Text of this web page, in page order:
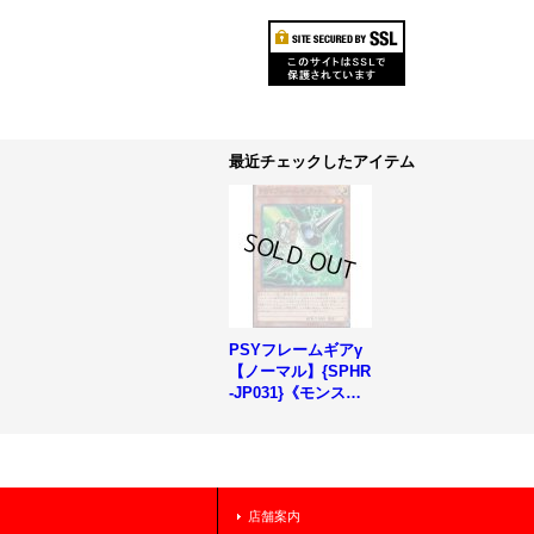
最近チェックしたアイテム
PSYフレームギアγ
【ノーマル】{SPHR
-JP031}《モンスタ
店舗案内